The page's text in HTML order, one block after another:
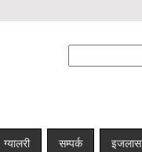
ग्यालरी सम्पर्क इजलास